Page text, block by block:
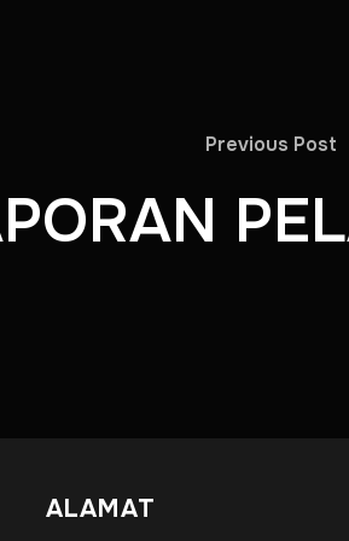
Previous Post
ALAMAT